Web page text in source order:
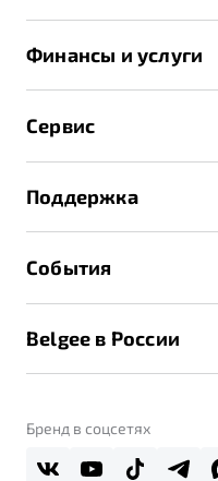
X70
Записаться на тест-драйв
Получить предложение
Финансы и услуги
Страхование
Расчет КАСКО
Сервис
Техническое обслуживание
Калькулятор ТО
Поддержка
Помощь на дорогах
Belgee Линк
События
Belgee в России
О дилерском центре
Правовая информация
Бренд в соцсетях